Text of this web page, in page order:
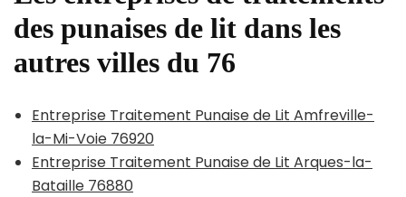
des punaises de lit dans les
autres villes du 76
Entreprise Traitement Punaise de Lit Amfreville-
la-Mi-Voie 76920
Entreprise Traitement Punaise de Lit Arques-la-
Bataille 76880